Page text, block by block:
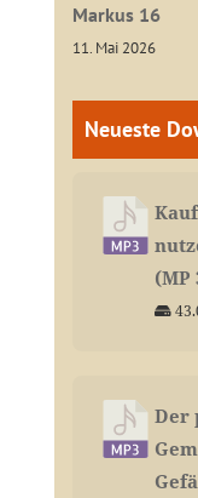
Markus 16
11. Mai 2026
Neueste
(MP
Der